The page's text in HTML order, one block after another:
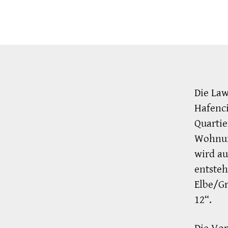
Die
wird
Elbe/
12“.